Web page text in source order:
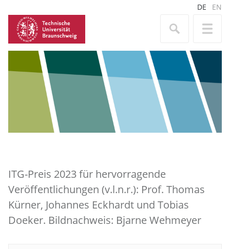
DE EN
ITG-Preis 2023 für hervorragende
Veröffentlichungen (v.l.n.r.): Prof. Thomas
Kürner, Johannes Eckhardt und Tobias
Doeker. Bildnachweis: Bjarne Wehmeyer